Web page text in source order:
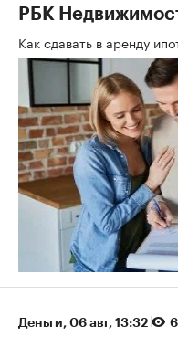
РБК
Как сдавать в аренду
Деньги 06 авг, 13:32